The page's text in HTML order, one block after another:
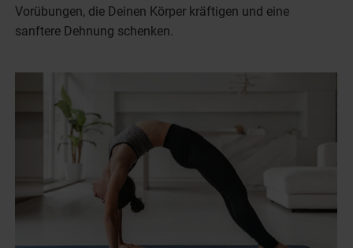
Vorübungen, die Deinen Körper kräftigen und eine
sanftere Dehnung schenken.